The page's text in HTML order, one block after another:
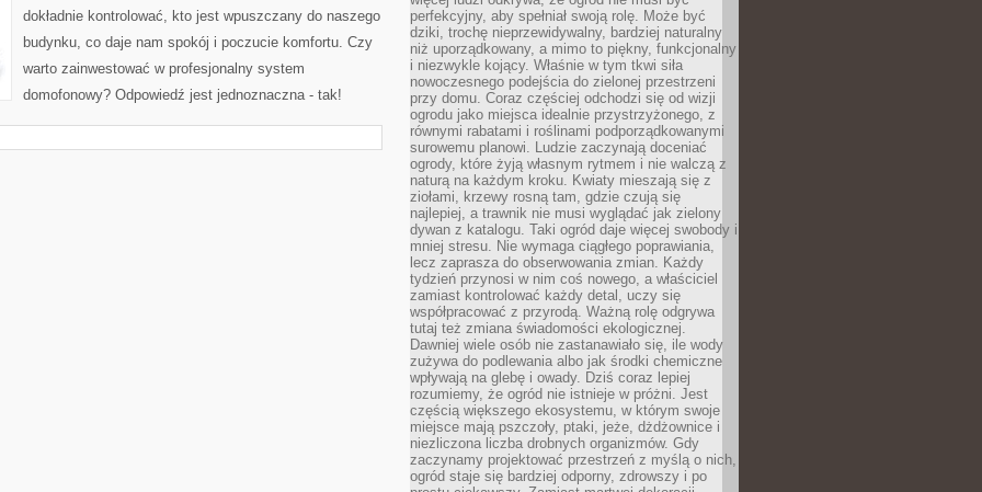
dokładnie kontrolować, kto jest wpuszczany do naszego
budynku, co daje nam spokój i poczucie komfortu. Czy
warto zainwestować w profesjonalny system
domofonowy? Odpowiedź jest jednoznaczna - tak!
perfekcyjny, aby spełniał swoją rolę. Może być
dziki, trochę nieprzewidywalny, bardziej naturalny
niż uporządkowany, a mimo to piękny, funkcjonalny
i niezwykle kojący. Właśnie w tym tkwi siła
nowoczesnego podejścia do zielonej przestrzeni
przy domu. Coraz częściej odchodzi się od wizji
ogrodu jako miejsca idealnie przystrzyżonego, z
równymi rabatami i roślinami podporządkowanymi
surowemu planowi. Ludzie zaczynają doceniać
ogrody, które żyją własnym rytmem i nie walczą z
naturą na każdym kroku. Kwiaty mieszają się z
ziołami, krzewy rosną tam, gdzie czują się
najlepiej, a trawnik nie musi wyglądać jak zielony
dywan z katalogu. Taki ogród daje więcej swobody i
mniej stresu. Nie wymaga ciągłego poprawiania,
lecz zaprasza do obserwowania zmian. Każdy
tydzień przynosi w nim coś nowego, a właściciel
zamiast kontrolować każdy detal, uczy się
współpracować z przyrodą. Ważną rolę odgrywa
tutaj też zmiana świadomości ekologicznej.
Dawniej wiele osób nie zastanawiało się, ile wody
zużywa do podlewania albo jak środki chemiczne
wpływają na glebę i owady. Dziś coraz lepiej
rozumiemy, że ogród nie istnieje w próżni. Jest
częścią większego ekosystemu, w którym swoje
miejsce mają pszczoły, ptaki, jeże, dżdżownice i
niezliczona liczba drobnych organizmów. Gdy
zaczynamy projektować przestrzeń z myślą o nich,
ogród staje się bardziej odporny, zdrowszy i po